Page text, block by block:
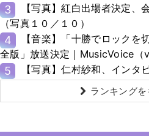
3
【写真】紅白出場者決定、
（写真１０／１０）
4
【音楽】「十勝でロックを
全版」放送決定｜MusicVoice（
5 【写真】仁村紗和、インタ
ランキング